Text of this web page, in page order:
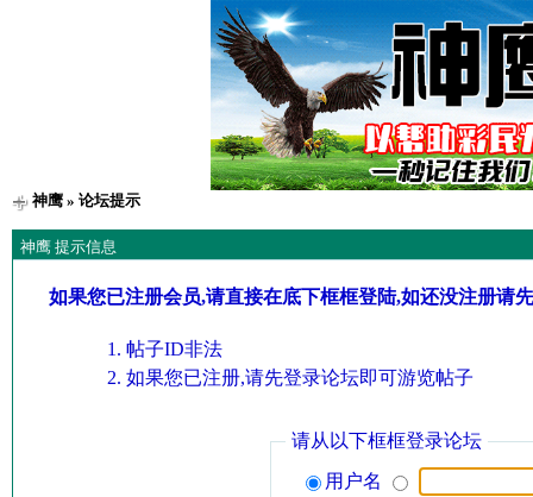
神鹰» 论坛提示
神鹰 提示信息
如果您已注册会员,请直接在底下框框登陆,如还没注册请
帖子ID非法
如果您已注册,请先登录论坛即可游览帖子
请从以下框框登录论坛
用户名